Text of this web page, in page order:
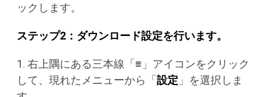
ックします。
ステップ2 ：ダウンロード設定を行います。
1. 右上隅にある三本線「≡ 」アイコンをクリック
して、現れたメニューから「設定 」を選択しま